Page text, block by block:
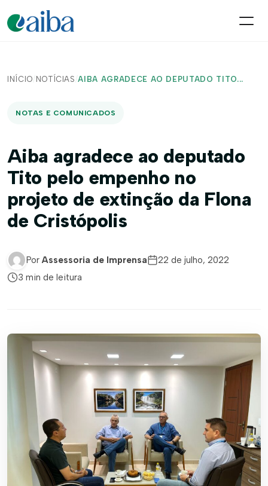
INÍCIO/ NOTÍCIAS /AIBA AGRADECE AO DEPUTADO TITO...
NOTAS E COMUNICADOS
Aiba agradece ao deputado
Tito pelo empenho no
projeto de extinção da Flona
de Cristópolis
Por Assessoria de Imprensa
22 de julho, 2022
3 min de leitura